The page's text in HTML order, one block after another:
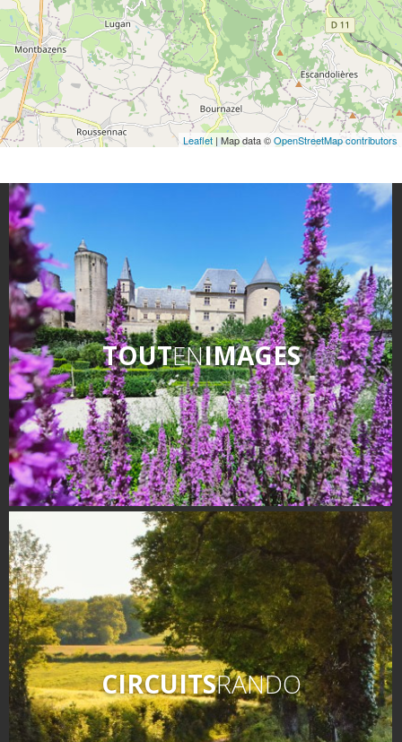
Leaflet | Map data ©OpenStreetMap contributors
TOUTENIMAGES
CIRCUITSRANDO